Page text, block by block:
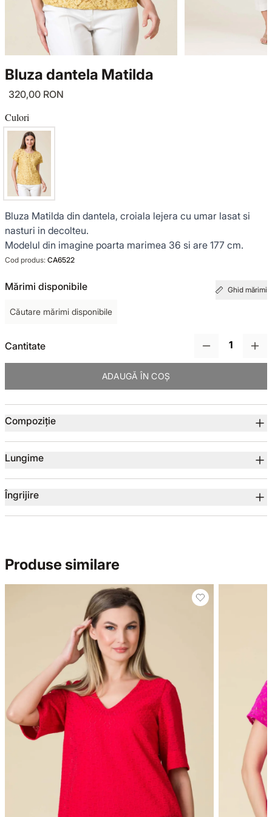
Bluza dantela Matilda
320,00 RON
Culori
Bluza Matilda din dantela, croiala lejera cu umar lasat si
nasturi in decolteu.
Modelul din imagine poarta marimea 36 si are 177 cm.
Cod produs: CA6522
Mărimi disponibile Ghid mărimi
Căutare mărimi disponibile
Cantitate
ADAUGĂ ÎN COȘ
Compoziție
Lungime
Îngrijire
Produse similare
COMPLEURI
TRICOTAJE
GECI ȘI PALTOANE
ȚINUTE DE OCAZIE
NOUTĂȚI
COLECȚIA DIN IN
GARDEROBA DE VACANȚĂ
TOTUL DE LA -50%
GECI ȘI PALTOANE
SACOURI ȘI JACHETE
VEZI TOATE REDUCERILE
SENSE LIMITED EDITION
OFFICE MOOD